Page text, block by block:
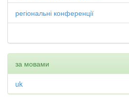
регіональні конференції
за мовами
uk